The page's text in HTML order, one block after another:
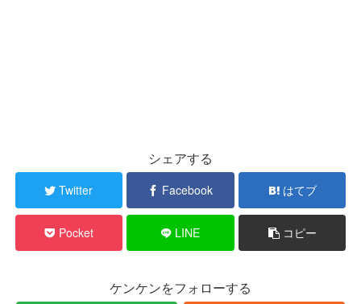
シェアする
Twitter Facebook はてブ
Pocket LINE コピー
ケンケンをフォローする